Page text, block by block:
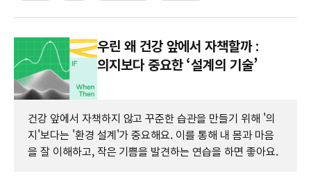
우린 왜 건강 앞에서 자책할까 :
의지보다 중요한 ‘설계의 기술’
건강 앞에서 자책하지 않고 꾸준한 습관을 만들기 위해 '의
지'보다는 '환경 설계'가 중요해요. 이를 통해 내 몸과 마음
을 잘 이해하고, 작은 기쁨을 발견하는 연습을 하면 좋아요.